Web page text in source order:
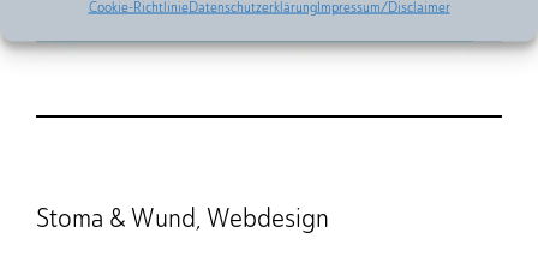
Cookie-RichtlinieDatenschutzerklärungImpressum/Disclaimer
Stoma & Wund, Webdesign